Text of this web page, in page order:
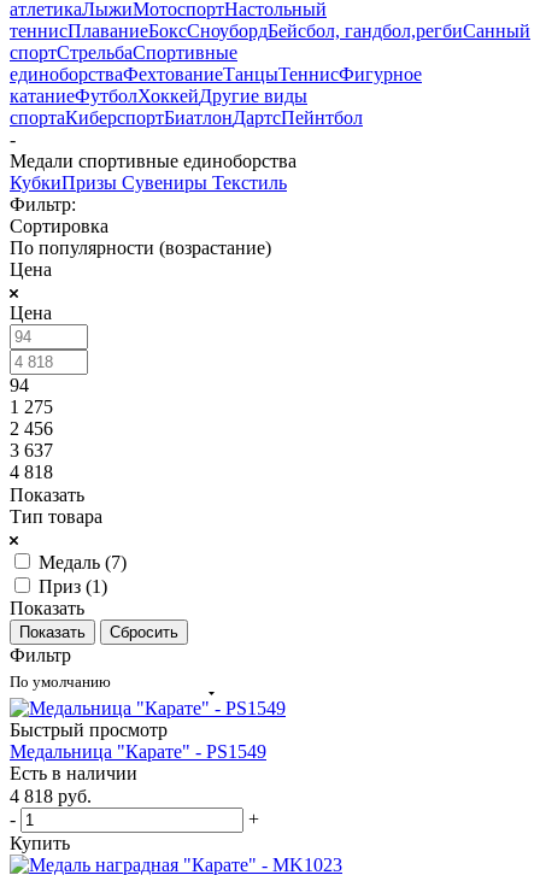
атлетикаЛыжиМотоспортНастольный
теннисПлаваниеБоксСноубордБейсбол, гандбол,регбиСанный
спортСтрельбаСпортивные
единоборстваФехтованиеТанцыТеннисФигурное
катаниеФутболХоккейДругие виды
спортаКиберспортБиатлонДартсПейнтбол
-
Медали спортивные единоборства
КубкиПризы Сувениры Текстиль
Фильтр:
Сортировка
По популярности (возрастание)
Цена
Цена
94
1 275
2 456
3 637
4 818
Показать
Тип товара
Медаль (7)
Приз (1)
Показать
Сбросить
Фильтр
По умолчанию
Быстрый просмотр
Медальница "Карате" - PS1549
Есть в наличии
4 818 руб.
-
+
Купить